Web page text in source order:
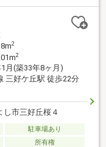
2
2
月(築33年8ヶ月)
三好ケ丘駅 徒歩22分
し市三好丘桜４
駐車場あり
所有権